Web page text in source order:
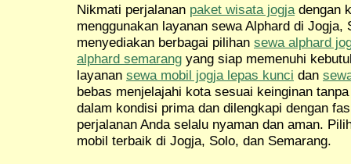
Nikmati perjalanan paket wisata jogja dengan
menggunakan layanan sewa Alphard di Jogja,
menyediakan berbagai pilihan sewa alphard
alphard semarang yang siap memenuhi
layanan sewa mobil jogja lepas kunci dan
bebas menjelajahi kota sesuai keinginan
dalam kondisi prima dan dilengkapi dengan
perjalanan Anda selalu nyaman dan aman.
mobil terbaik di Jogja, Solo, dan Semarang.